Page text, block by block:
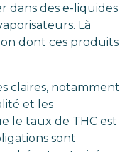
dans des e-liquides
Là
dont ces produits
claires, notamment
et les
le taux de THC est
sont